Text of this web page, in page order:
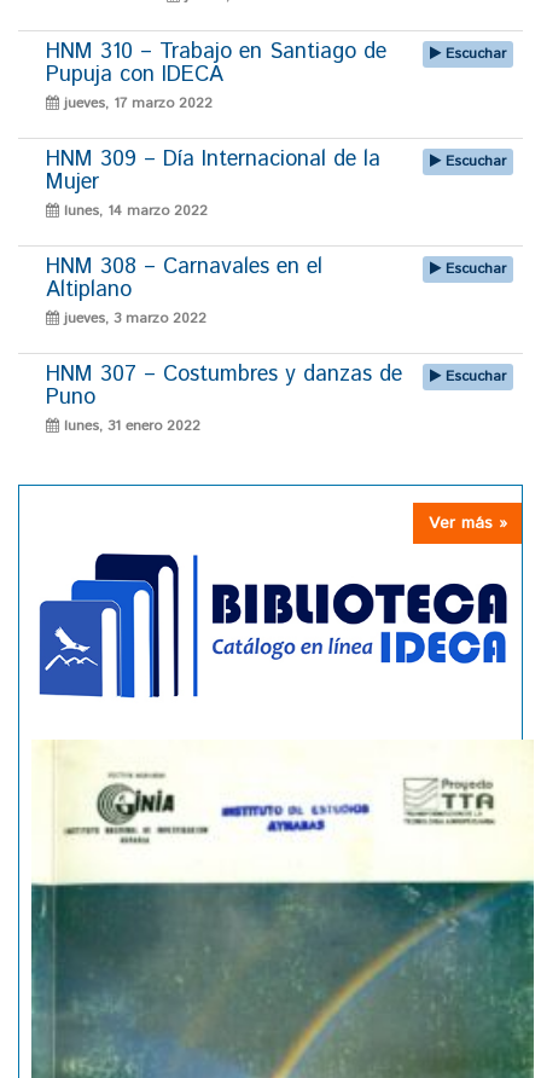
HNM 310 – Trabajo en Santiago de
Pupuja con IDECA
jueves, 17 marzo 2022
Escuchar
HNM 309 – Día Internacional de la
Mujer
lunes, 14 marzo 2022
Escuchar
HNM 308 – Carnavales en el
Altiplano
jueves, 3 marzo 2022
Escuchar
HNM 307 – Costumbres y danzas de
Puno
lunes, 31 enero 2022
Escuchar
Ver más »